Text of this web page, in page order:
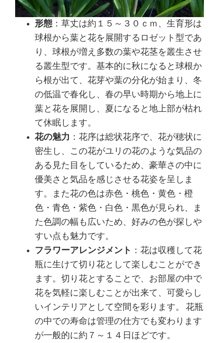
形態 ：草丈は約１５～３０ｃｍ、生育形は
球根から葉と花を展開するロゼット型であ
り、球根が増え多数の葉や花茎を叢生させ
る叢生型です。基本的に秋になると球根か
ら根が出て、花芽や葉の分化が始まり、冬
の低温で春化し、春の早い時期から地上に
葉と花を展開し、夏になると地上部が枯れ
て休眠します。
花の魅力 ：花序は総状花序で、花が穂状に
密生し、この花がユリの花のような気品の
ある見た目をしているため、豪華さの中に
優美さと気品を感じさせる花姿を呈しま
す。また花の色は赤色・桃色・黄色・橙
色・青色・紫色・白色・黒色が見られ、ま
た色調の幅も広いため、好みの色が探しや
すい点も魅力です。
フラワーアレンジメント
：花は収穫して花
瓶に生けて切り花として楽しむことができ
ます。切り花とすることで、お部屋の中で
花を気軽に楽しむことが出来て、可愛らし
いインテリアとして空間を彩ります。 花瓶
の中での寿命は管理の仕方でも変わります
が一般的に約７～１４日ほどです。